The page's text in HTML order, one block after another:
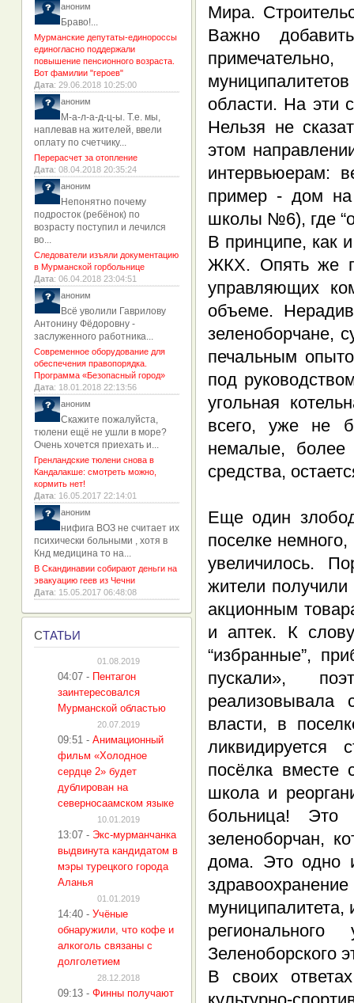
Мира.
Важно
области. На эти
Нельзя не
этом
интервьюерам:
пример - дом на
школы №6), где
В принципе, как
ЖКХ. Опять же
управляющих
объеме.
зеленоборчане,
печальным
под
угольная
всего, уже не
немалые,
средства,
Еще один
поселке
увеличилось.
жители получили
акционным
и аптек. К
“избранные”,
пускали»,
реализовывала
власти, в
ликвидируется
посёлка вместе
школа и
больница!
зеленоборчан,
дома. Это одно
муниципалитета,
Зеленоборского
В своих
аноним
Браво!...
Мурманские депутаты-единороссы
единогласно поддержали
повышение пенсионного возраста.
Вот фамилии "героев"
Дата: 29.06.2018 10:25:00
аноним
М-а-л-а-д-ц-ы. Т.е. мы,
наплевав на жителей, ввели
оплату по счетчику...
Перерасчет за отопление
Дата: 08.04.2018 20:35:24
аноним
Непонятно почему
подросток (ребёнок) по
возрасту поступил и лечился
во...
Следователи изъяли документацию
в Мурманской горбольнице
Дата: 06.04.2018 23:04:51
аноним
Всё уволили Гаврилову
Антонину Фёдоровну -
заслуженного работника...
Современное оборудование для
обеспечения правопорядка.
Программа «Безопасный город»
Дата: 18.01.2018 22:13:56
аноним
Скажите пожалуйста,
тюлени ещё не ушли в море?
Очень хочется приехать и...
Гренландские тюлени снова в
Кандалакше: смотреть можно,
кормить нет!
Дата: 16.05.2017 22:14:01
аноним
нифига ВОЗ не считает их
психически больными , хотя в
Кнд медицина то на...
В Скандинавии собирают деньги на
эвакуацию геев из Чечни
Дата: 15.05.2017 06:48:08
СТАТЬИ
01.08.2019
04:07 - Пентагон
заинтересовался
Мурманской областью
20.07.2019
09:51 - Анимационный
фильм «Холодное
сердце 2» будет
дублирован на
северносаамском языке
10.01.2019
13:07 - Экс-мурманчанка
выдвинута кандидатом в
мэры турецкого города
Аланья
01.01.2019
14:40 - Учёные
обнаружили, что кофе и
алкоголь связаны с
долголетием
28.12.2018
09:13 - Финны получают